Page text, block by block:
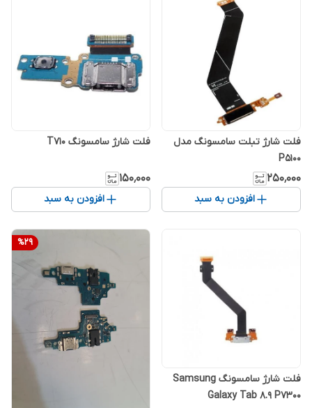
فلت شارژ تبلت سامسونگ مدل
P5100
۲۵۰٬۰۰۰
افزودن به سبد
فلت شارژ سامسونگ T710
۱۵۰٬۰۰۰
افزودن به سبد
فلت شارژ سامسونگ Samsung
Galaxy Tab 8.9 P7300
%29